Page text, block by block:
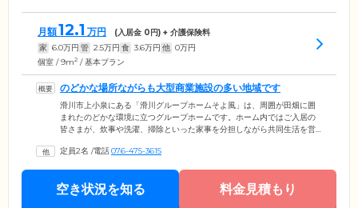
月額12.1 万円 (入居金 0円) + 介護保険料
家 6.0万円 管 2.5万円 食 3.6万円 他 0万円
個室 / 9m2 / 基本プラン
のどかな場所ながらも大型商業施設の多い地域です
滑川市上小泉にある「滑川グループホームそよ風」は、周囲が田畑に囲
まれたのどかな環境に立つグループホームです。ホーム内ではご入居の
皆さまが、炊事や洗濯、掃除といった家事を分担しながら共同生活を営
える「生活リハビリ」を採用。お一人おひとりの得意なことに合わせて
ています。建物内にはスタッフが24時間365日常駐。お一人では難しい動
作は、スタッフが寄り添いサポートいたしますのでご安心ください。
定員2名 /電話076-475-3615
空き状況を知る 料金見積もり